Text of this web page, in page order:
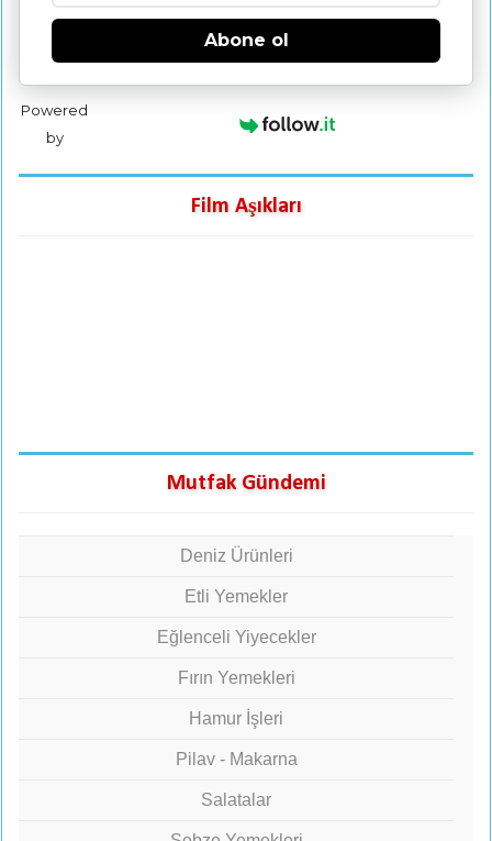
Abone ol
Powered
by
Film Aşıkları
Mutfak Gündemi
Deniz Ürünleri
Etli Yemekler
Eğlenceli Yiyecekler
Fırın Yemekleri
Hamur İşleri
Pilav - Makarna
Salatalar